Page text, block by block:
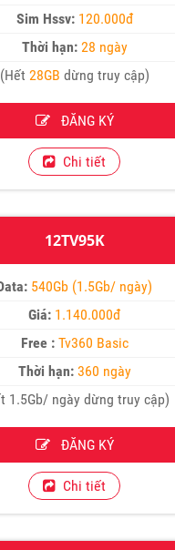
Sim Hssv:120.000đ
Thời hạn:28 ngày
(Hết 28GB dừng truy cập)
ĐĂNG KÝ
Chi tiết
12TV95K
540Gb (1.5Gb/ ngày)
Giá: 1.140.000đ
Free : Tv360 Basic
Thời hạn:360 ngày
1.5Gb/ ngày dừng truy cập)
ĐĂNG KÝ
Chi tiết